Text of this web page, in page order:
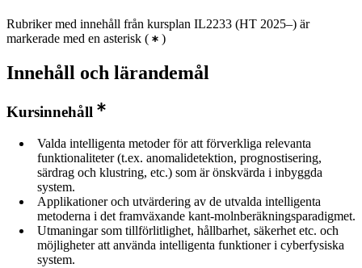
Rubriker med innehåll från kursplan IL2233 (HT 2025–) är
markerade med en asterisk ( )
Innehåll och lärandemål
Kursinnehåll
Valda intelligenta metoder för att förverkliga relevanta
funktionaliteter (t.ex. anomalidetektion, prognostisering,
särdrag och klustring, etc.) som är önskvärda i inbyggda
system.
Applikationer och utvärdering av de utvalda intelligenta
metoderna i det framväxande kant-molnberäkningsparadigmet.
Utmaningar som tillförlitlighet, hållbarhet, säkerhet etc. och
möjligheter att använda intelligenta funktioner i cyberfysiska
system.